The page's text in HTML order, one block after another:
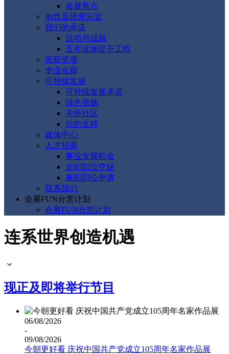
会展焦点
抱负及经营宗旨
我们的承诺
活动与成就
五年设施提升工程
所获奖项
专业会籍
可持续发展
可持续发展承诺
绿色措施
关怀社区
你的支持
媒体中心
人才招募
事业发展机会
全职职位空缺
兼职职位申请
联系我们
会展FUN分赏计划
会展FUN分赏计划
连系世界创造机遇
现正及即将举行节目
06/08/2026
-
09/08/2026
今朝更好看 庆祝中国共产党成立105周年名家作品展